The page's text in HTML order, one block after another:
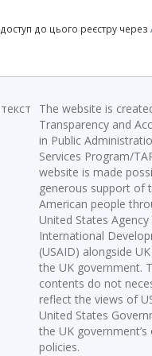
до цього реєстру через
The website is
Transparency and
in Public
Services Program/
website is made
generous support of
American people
United States
International
(USAID) alongside
the UK government.
contents do not
reflect the views of
United States
the UK government’s
policies.